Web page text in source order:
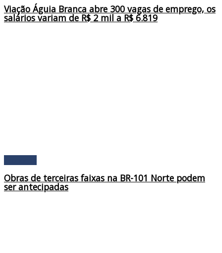
Viação Águia Branca abre 300 vagas de emprego, os
salários variam de R$ 2 mil a R$ 6.819
Obras de terceiras faixas na BR-101 Norte podem
ser antecipadas